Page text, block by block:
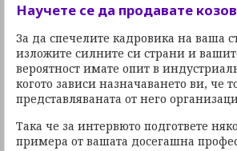
Научете се да продавате
За да спечелите кадровика на ваша
изложите силните си страни и
вероятност имате опит в
когото зависи назначаването ви, че
представляваната от него
Така че за интервюто подгответе
примера от вашата досегашна